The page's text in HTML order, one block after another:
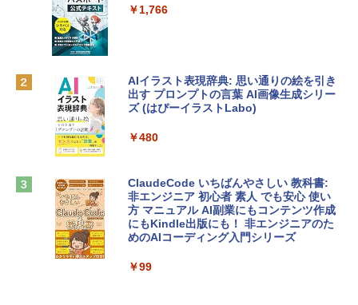
e Intelligence、Liquid Retinaディスプ
￥162,598
tomtoc 360°保護 15.6 16インチ パソコ
￥2,952
Apple 2026 MacBook Air M5チップ搭載
igence、13.6インチLiquid Retinaディ
インゲームコード】 ロブロックス | オン
Microsoft Office Home & Business 202
4(最新 永続版)|オンラインコード版|Wind
Robloxギフトカード - 2,000 Robux 【限
定バーチャルアイテムを含む】 【オンラ
インゲームコード】 ロブロックス | オン
ラインコード版
￥3,200
￥1,766
AIイラスト表現辞典: 思い通りの絵を引き
出す プロンプトの言葉 AI画像生成シリー
ズ (はぴーイラストLabo)
￥480
ClaudeCode いちばんやさしい 教科書:
非エンジニア 初心者 素人 でも安心 使い
方 マニュアル AI副業にもコンテンツ作成
にもKindle出版にも！ 非エンジニアのた
めのAIコーディング入門シリーズ
￥99